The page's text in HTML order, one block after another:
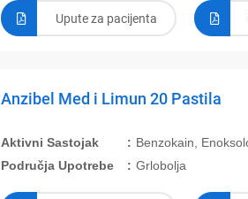
Upute za pacijenta
Anzibel Med i Limun 20 Pastila
Aktivni Sastojak
Benzokain,
Područja Upotrebe
Grlobolja